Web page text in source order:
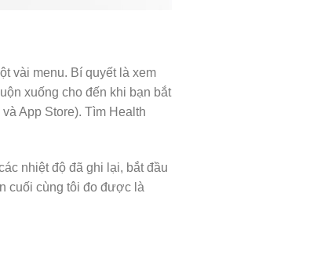
vài menu. Bí quyết là xem
xuống cho đến khi bạn bắt
App Store). Tìm Health
nhiệt độ đã ghi lại, bắt đầu
cuối cùng tôi đo được là